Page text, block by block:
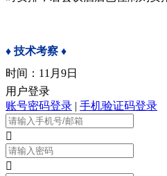
♦ 技术考察 ♦
时间：11月9日
用户登录
账号密码登录 | 手机验证码登录

